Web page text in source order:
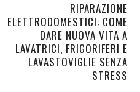
RIPARAZIONE
ELETTRODOMESTICI: COME
DARE NUOVA VITA A
LAVATRICI, FRIGORIFERI E
LAVASTOVIGLIE SENZA
STRESS